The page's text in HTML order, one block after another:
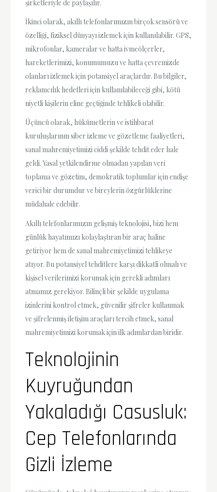
şirketleriyle de paylaşılır.
İkinci olarak, akıllı telefonlarımızın birçok sensörü ve
özelliği, fiziksel dünyayı izlemek için kullanılabilir. GPS,
mikrofonlar, kameralar ve hatta ivmeölçerler,
hareketlerimizi, konumumuzu ve hatta çevremizde
olanları izlemek için potansiyel araçlardır. Bu bilgiler,
reklamcılık hedefleri için kullanılabileceği gibi, kötü
niyetli kişilerin eline geçtiğinde tehlikeli olabilir.
Üçüncü olarak, hükümetlerin ve istihbarat
kuruluşlarının siber izleme ve gözetleme faaliyetleri,
sanal mahremiyetimizi ciddi şekilde tehdit eder hale
geldi. Yasal yetkilendirme olmadan yapılan veri
toplama ve gözetim, demokratik toplumlar için endişe
verici bir durumdur ve bireylerin özgürlüklerine
müdahale edebilir.
Akıllı telefonlarımızın gelişmiş teknolojisi, bizi hem
günlük hayatımızı kolaylaştıran bir araç haline
getiriyor hem de sanal mahremiyetimizi tehlikeye
atıyor. Bu potansiyel tehditlere karşı dikkatli olmalı ve
kişisel verilerimizi korumak için gerekli adımları
atmamız gerekiyor. Bilinçli bir şekilde uygulama
izinlerini kontrol etmek, güvenilir şifreler kullanmak
ve şifrelenmiş iletişim araçları tercih etmek, sanal
mahremiyetimizi korumak için ilk adımlardan biridir.
Teknolojinin
Kuyruğundan
Yakaladığı Casusluk:
Cep Telefonlarında
Gizli İzleme